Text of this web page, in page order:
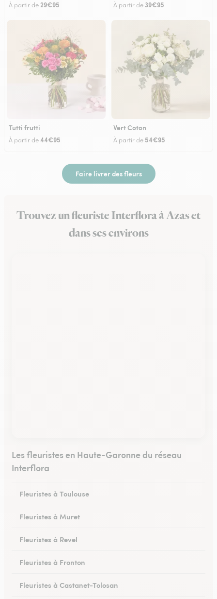
À partir de29€95 À partir de 39€95
Tutti frutti
À partir de44€95
Vert Coton
À partir de 54€95
Faire livrer des fleurs
Trouvez un fleuriste Interflora à Azas et
dans ses environs
Les fleuristes en Haute-Garonne du réseau
Interflora
Fleuristes à Toulouse
Fleuristes à Muret
Fleuristes à Revel
Fleuristes à Fronton
Fleuristes à Castanet-Tolosan